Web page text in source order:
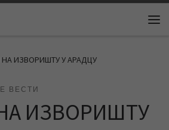
ИЗВОРИШТУ У АРАДЦУ
ВЕСТИ
ИЗВОРИШТУ